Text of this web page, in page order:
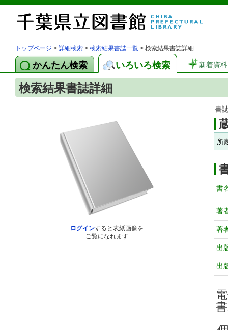
トップページ > 詳細検索 > 検索結果書誌一覧 > 検索結果書誌詳細
かんたん検索 いろいろ検索 新着資料
検索結果書誌詳細
ログインすると表紙画像を
ご覧になれます
書
所
書
著
著
出
出